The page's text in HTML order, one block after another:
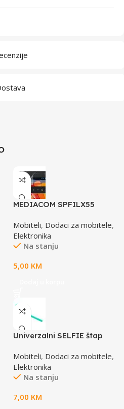
MEDIACOM SPFILX55
X550U
Mobiteli, Dodaci za mobitele,
Elektronika
Na stanju
5,00 KM
Univerzalni SELFIE štap
EMM119B
Mobiteli, Dodaci za mobitele,
Elektronika
Na stanju
7,00 KM